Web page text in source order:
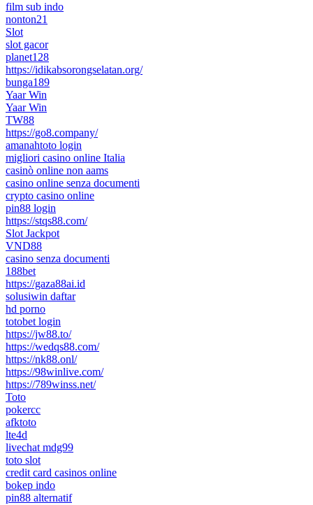
film sub indo
nonton21
Slot
slot gacor
planet128
https://idikabsorongselatan.org/
bunga189
Yaar Win
Yaar Win
TW88
https://go8.company/
amanahtoto login
migliori casino online Italia
casinò online non aams
casino online senza documenti
crypto casino online
pin88 login
https://stqs88.com/
Slot Jackpot
VND88
casino senza documenti
188bet
https://gaza88ai.id
solusiwin daftar
hd porno
totobet login
https://jw88.to/
https://wedqs88.com/
https://nk88.onl/
https://98winlive.com/
https://789winss.net/
Toto
pokercc
afktoto
lte4d
livechat mdg99
toto slot
credit card casinos online
bokep indo
pin88 alternatif